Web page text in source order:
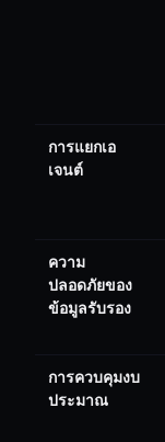
การแยกเอ
เจนต์
ความ
ปลอดภัยของ
ข้อมูลรับรอง
การควบคุมงบ
ประมาณ